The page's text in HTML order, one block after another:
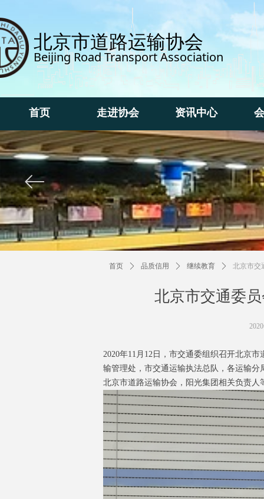
北京市道路运输协会
Beijing Road Transport Association
ꂃ
首页
首页
走进协会
走进协会
资讯中心
资讯中心
北京市交通委
首页 ꄲ 品质信用 ꄲ 继续教育 ꄲ 北京市交
2020年11月12日，市交通委组织召开北京
输管理处，市交通运输执法总队，各运输
北京市道路运输协会，阳光集团相关负责人